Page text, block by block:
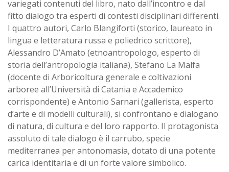
variegati contenuti del libro, nato dall’incontro e dal
fitto dialogo tra esperti di contesti disciplinari differenti.
I quattro autori, Carlo Blangiforti (storico, laureato in
lingua e letteratura russa e poliedrico scrittore),
Alessandro D’Amato (etnoantropologo, esperto di
storia dell’antropologia italiana), Stefano La Malfa
(docente di Arboricoltura generale e coltivazioni
arboree all’Università di Catania e Accademico
corrispondente) e Antonio Sarnari (gallerista, esperto
d’arte e di modelli culturali), si confrontano e dialogano
di natura, di cultura e del loro rapporto. Il protagonista
assoluto di tale dialogo è il carrubo, specie
mediterranea per antonomasia, dotato di una potente
carica identitaria e di un forte valore simbolico.